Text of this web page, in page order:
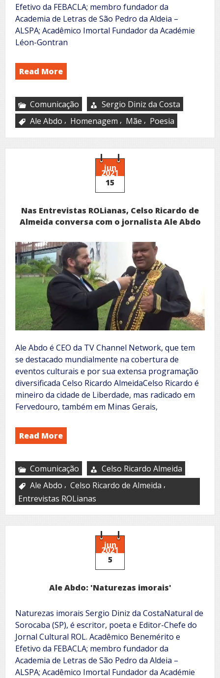
Efetivo da FEBACLA; membro fundador da
Academia de Letras de São Pedro da Aldeia –
ALSPA; Acadêmico Imortal Fundador da Académie
Léon-Gontran
Read More
Comunicação
Sergio Diniz da Costa
Ale Abdo , Homenagem , Mãe , Poesia
jun
2021
15
Nas Entrevistas ROLianas, Celso Ricardo de
Almeida conversa com o jornalista Ale Abdo
Ale Abdo é CEO da TV Channel Network, que tem
se destacado mundialmente na cobertura de
eventos culturais e por sua extensa programação
diversificada Celso Ricardo AlmeidaCelso Ricardo é
mineiro da cidade de Liberdade, mas radicado em
Fervedouro, também em Minas Gerais,
Read More
Comunicação
Celso Ricardo Almeida
Ale Abdo , Celso Ricardo de Almeida ,
Entrevistas ROLianas
jun
2021
5
Ale Abdo: 'Naturezas imorais'
Naturezas imorais Sergio Diniz da CostaNatural de
Sorocaba (SP), é escritor, poeta e Editor-Chefe do
Jornal Cultural ROL. Acadêmico Benemérito e
Efetivo da FEBACLA; membro fundador da
Academia de Letras de São Pedro da Aldeia –
ALSPA; Acadêmico Imortal Fundador da Académie